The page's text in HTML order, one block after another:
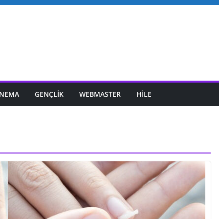
GENÇLIK WEBMASTER HILE